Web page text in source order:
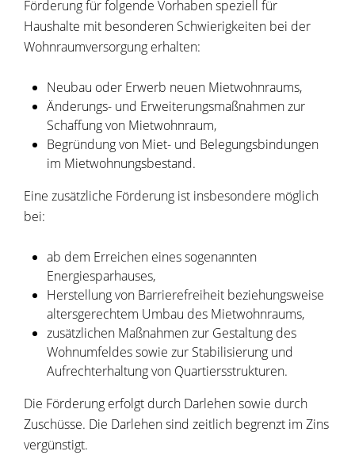
Förderung für folgende Vorhaben speziell für
Haushalte mit besonderen Schwierigkeiten bei der
Wohnraumversorgung erhalten:
Neubau oder Erwerb neuen Mietwohnraums,
Änderungs- und Erweiterungsmaßnahmen zur
Schaffung von Mietwohnraum,
Begründung von Miet- und Belegungsbindungen
im Mietwohnungsbestand.
Eine zusätzliche Förderung ist insbesondere möglich
bei:
ab dem Erreichen eines sogenannten
Energiesparhauses,
Herstellung von Barrierefreiheit beziehungsweise
altersgerechtem Umbau des Mietwohnraums,
zusätzlichen Maßnahmen zur Gestaltung des
Wohnumfeldes sowie zur Stabilisierung und
Aufrechterhaltung von Quartiersstrukturen.
Die Förderung erfolgt durch Darlehen sowie durch
Zuschüsse. Die Darlehen sind zeitlich begrenzt im Zins
vergünstigt.